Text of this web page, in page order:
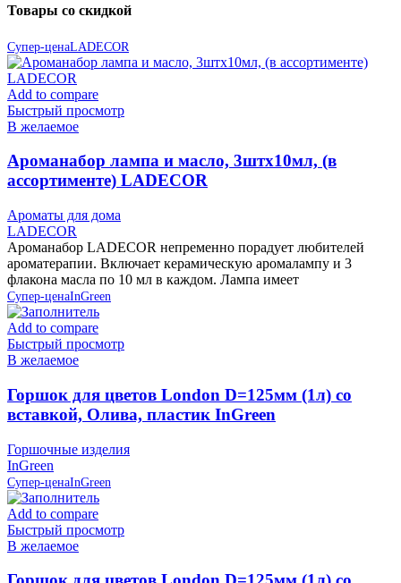
Товары со скидкой
Супер-ценаLADECOR
Add to compare
Быстрый просмотр
В желаемое
Ароманабор лампа и масло, 3штx10мл, (в
ассортименте) LADECOR
Ароматы для дома
LADECOR
Ароманабор LADECOR непременно порадует любителей
ароматерапии. Включает керамическую аромалампу и 3
флакона масла по 10 мл в каждом. Лампа имеет
Супер-ценаInGreen
Add to compare
Быстрый просмотр
В желаемое
Горшок для цветов London D=125мм (1л) со
вставкой, Олива, пластик InGreen
Горшочные изделия
InGreen
Супер-ценаInGreen
Add to compare
Быстрый просмотр
В желаемое